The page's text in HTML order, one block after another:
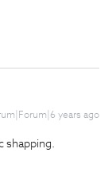
years ago
shapping.